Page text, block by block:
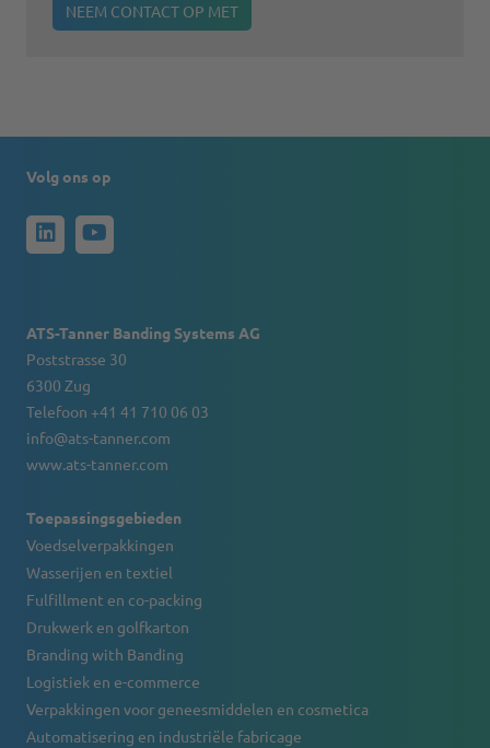
NEEM CONTACT OP MET
Volg ons op
ATS-Tanner Banding Systems AG
Poststrasse 30
6300 Zug
Telefoon +41 41 710 06 03
info@ats-tanner.com
www.ats-tanner.com
Toepassingsgebieden
Voedselverpakkingen
Wasserijen en textiel
Fulfillment en co-packing
Drukwerk en golfkarton
Branding with Banding
Logistiek en e-commerce
Verpakkingen voor geneesmiddelen en cosmetica
Automatisering en industriële fabricage